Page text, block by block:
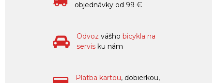
objednávky od 99 €
Odvoz vášho bicykla na
servis ku nám
Platba kartou, dobierkou,